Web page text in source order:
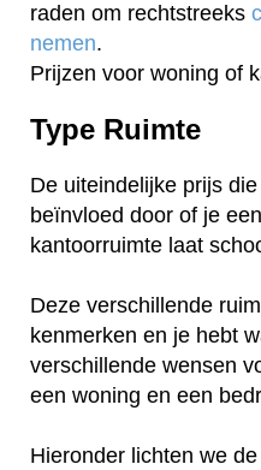
raden om rechtstreeks
nemen.
Prijzen voor woning of
Type Ruimte
De uiteindelijke prijs
beïnvloed door of je
kantoorruimte laat
Deze verschillende
kenmerken en je hebt
verschillende wensen
een woning en een
Hieronder lichten we